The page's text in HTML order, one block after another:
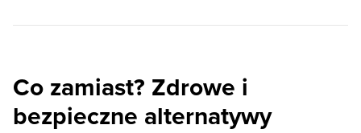
Co zamiast? Zdrowe i
bezpieczne alternatywy